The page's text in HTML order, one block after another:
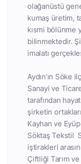
olağanüstü
kumaş üretim,
kısmi bölünme
bilinmektedir.
imalatı
Aydın’ın Söke
Sanayi ve
tarafından
şirketin
Kayhan ve
Söktaş Tekstil
iştirakleri
Çiftliği Tarım